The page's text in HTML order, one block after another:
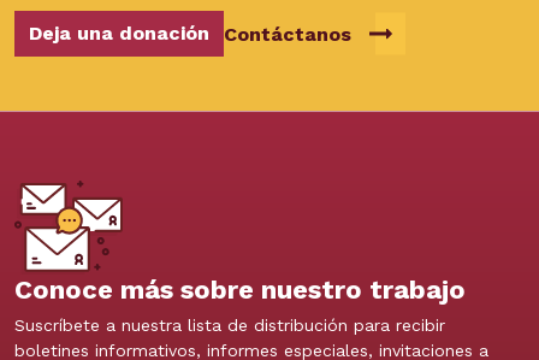
Deja una donación Contáctanos
Conoce más sobre nuestro trabajo
Suscríbete a nuestra lista de distribución para recibir
boletines informativos, informes especiales, invitaciones a